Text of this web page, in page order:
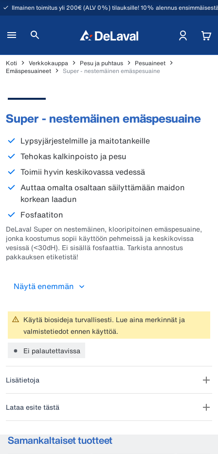
Ilmainen toimitus yli 200€ (ALV 0%) tilauksille! 10% alennus
Koti Verkkokauppa Pesu ja puhtaus
Pesuaineet
Emäspesuaineet
Super - nestemäinen emäspesuaine
Super - nestemäinen emäspesuaine
Lypsyjärjestelmille ja maitotankeille
Tehokas kalkinpoisto ja pesu
Toimii hyvin keskikovassa vedessä
Auttaa omalta osaltaan säilyttämään maidon
korkean laadun
Fosfaatiton
DeLaval Super on nestemäinen, klooripitoinen emäspesuaine,
jonka koostumus sopii käyttöön pehmeissä ja keskikovissa
vesissä (<30dH). Ei sisällä fosfaattia. Tarkista annostus
pakkauksen etiketistä!
Ainoastaan ammattikäyttöön, maidontuotannossa käytettävien
Näytä enemmän
Käytä biosideja turvallisesti. Lue aina merkinnät ja
valmistetiedot ennen käyttöä.
Ei palautettavissa
Lisätietoja
Lataa esite tästä
Samankaltaiset tuotteet